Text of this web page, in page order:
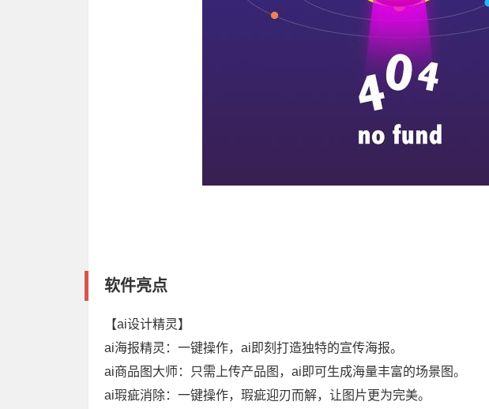
软件亮点
【ai设计精灵】
ai海报精灵：一键操作，ai即刻打造独特的宣传海报。
ai商品图大师：只需上传产品图，ai即可生成海量丰富的场景图。
ai瑕疵消除：一键操作，瑕疵迎刃而解，让图片更为完美。